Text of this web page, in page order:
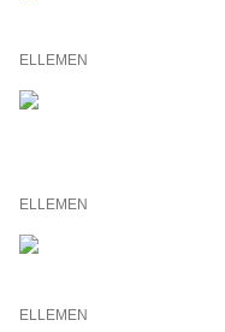
ELLEMEN
ELLEMEN
ELLEMEN